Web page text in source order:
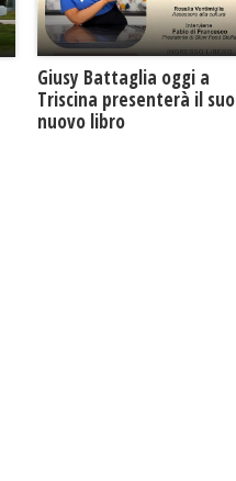
Giusy Battaglia oggi a
Triscina presenterà il suo
nuovo libro